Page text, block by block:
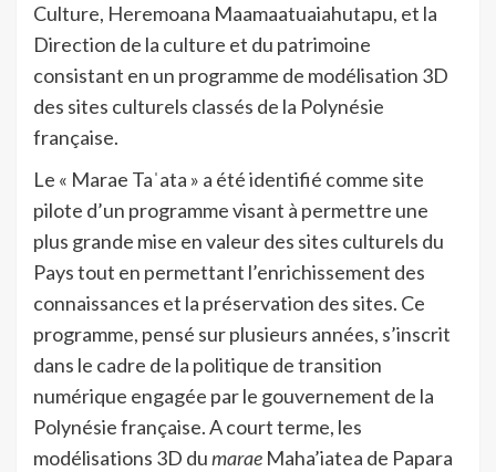
Culture, Heremoana Maamaatuaiahutapu, et la
Direction de la culture et du patrimoine
consistant en un programme de modélisation 3D
des sites culturels classés de la Polynésie
française.
Le « Marae Taˈata » a été identifié comme site
pilote d’un programme visant à permettre une
plus grande mise en valeur des sites culturels du
Pays tout en permettant l’enrichissement des
connaissances et la préservation des sites. Ce
programme, pensé sur plusieurs années, s’inscrit
dans le cadre de la politique de transition
numérique engagée par le gouvernement de la
Polynésie française. A court terme, les
modélisations 3D dumarae Maha’iatea de Papara